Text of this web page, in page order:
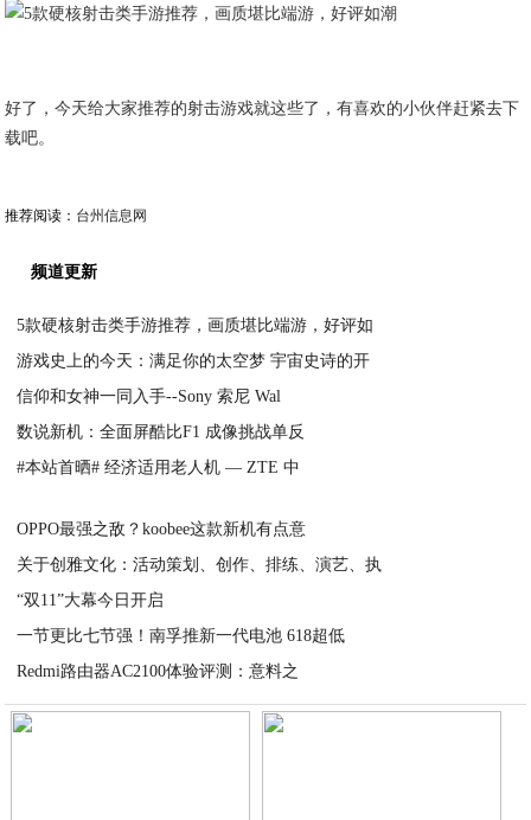
好了，今天给大家推荐的射击游戏就这些了，有喜欢的小伙伴赶紧去下
载吧。
推荐阅读： 台州信息网
频道更新
5款硬核射击类手游推荐，画质堪比端游，好评如
游戏史上的今天：满足你的太空梦 宇宙史诗的开
信仰和女神一同入手--Sony 索尼 Wal
数说新机：全面屏酷比F1 成像挑战单反
#本站首晒# 经济适用老人机 — ZTE 中
OPPO最强之敌？koobee这款新机有点意
关于创雅文化：活动策划、创作、排练、演艺、执
“双11”大幕今日开启
一节更比七节强！南孚推新一代电池 618超低
Redmi路由器AC2100体验评测：意料之
2020-07-16